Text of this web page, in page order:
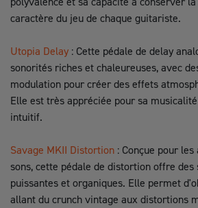
caractère du jeu de chaque guitariste.
Utopia Delay : Cette pédale de delay
sonorités riches et chaleureuses, avec
modulation pour créer des effets
Elle est très appréciée pour sa
intuitif.
Savage MKII Distortion : Conçue pour
sons, cette pédale de distortion offre
puissantes et organiques. Elle permet
allant du crunch vintage aux distortions